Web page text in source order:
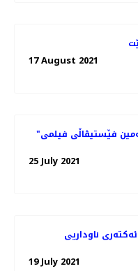
17 August 2021
"کچانی خۆر" فیلمی ده‌ستپێکی یه‌که‌‌مین فێستیڤاڵی فیلمی
25 July 2021
ناوداریی
19 July 2021